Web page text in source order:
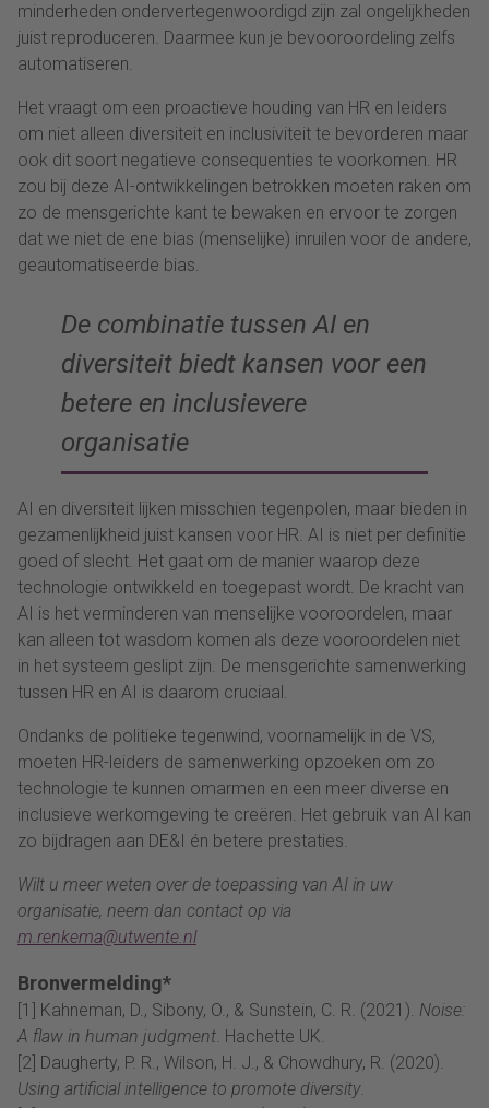
minderheden ondervertegenwoordigd zijn zal ongelijkheden
juist reproduceren. Daarmee kun je bevooroordeling zelfs
automatiseren.
Het vraagt om een proactieve houding van HR en leiders
om niet alleen diversiteit en inclusiviteit te bevorderen maar
ook dit soort negatieve consequenties te voorkomen. HR
zou bij deze AI-ontwikkelingen betrokken moeten raken om
zo de mensgerichte kant te bewaken en ervoor te zorgen
dat we niet de ene bias (menselijke) inruilen voor de andere,
geautomatiseerde bias.
De combinatie tussen AI en
diversiteit biedt kansen voor een
betere en inclusievere
organisatie
AI en diversiteit lijken misschien tegenpolen, maar bieden in
gezamenlijkheid juist kansen voor HR. AI is niet per definitie
goed of slecht. Het gaat om de manier waarop deze
technologie ontwikkeld en toegepast wordt. De kracht van
AI is het verminderen van menselijke vooroordelen, maar
kan alleen tot wasdom komen als deze vooroordelen niet
in het systeem geslipt zijn. De mensgerichte samenwerking
tussen HR en AI is daarom cruciaal.
Ondanks de politieke tegenwind, voornamelijk in de VS,
moeten HR-leiders de samenwerking opzoeken om zo
technologie te kunnen omarmen en een meer diverse en
inclusieve werkomgeving te creëren. Het gebruik van AI kan
zo bijdragen aan DE&I én betere prestaties.
Wilt u meer weten over de toepassing van AI in uw
organisatie, neem dan contact op via
m.renkema@utwente.nl
Bronvermelding*
[1] Kahneman, D., Sibony, O., & Sunstein, C. R. (2021). Noise:
A flaw in human judgment. Hachette UK.
[2] Daugherty, P. R., Wilson, H. J., & Chowdhury, R. (2020).
Using artificial intelligence to promote diversity.